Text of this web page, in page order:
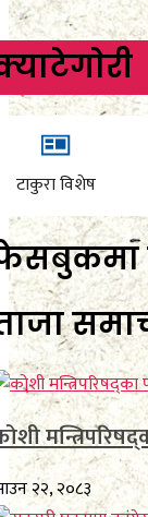
टाकुरा विशेष
२२, २०८३